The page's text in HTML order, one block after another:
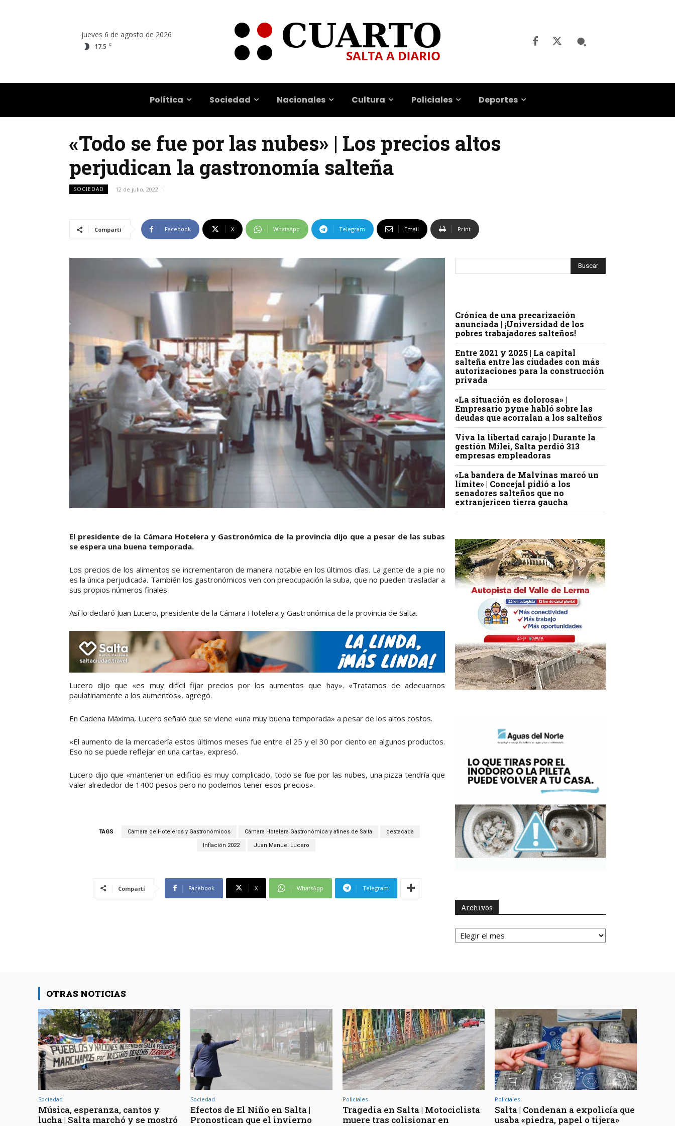
jueves 6 de agosto de 2026
17.5 C
Política Sociedad Nacionales Cultura Policiales Deportes
«Todo se fue por las nubes» | Los precios altos
perjudican la gastronomía salteña
SOCIEDAD 12 de julio, 2022
Compartí Facebook X WhatsApp Telegram Email Print
El presidente de la Cámara Hotelera y Gastronómica de la provincia dijo que a pesar de las subas
se espera una buena temporada.
Los precios de los alimentos se incrementaron de manera notable en los últimos días. La gente de a pie no
es la única perjudicada. También los gastronómicos ven con preocupación la suba, que no pueden trasladar a
sus propios números finales.
Así lo declaró Juan Lucero, presidente de la Cámara Hotelera y Gastronómica de la provincia de Salta.
Lucero dijo que «es muy difícil fijar precios por los aumentos que hay». «Tratamos de adecuarnos
paulatinamente a los aumentos», agregó.
En Cadena Máxima, Lucero señaló que se viene «una muy buena temporada» a pesar de los altos costos.
«El aumento de la mercadería estos últimos meses fue entre el 25 y el 30 por ciento en algunos productos.
Eso no se puede reflejar en una carta», expresó.
Lucero dijo que «mantener un edificio es muy complicado, todo se fue por las nubes, una pizza tendría que
valer alrededor de 1400 pesos pero no podemos tener esos precios».
TAGS Cámara de Hoteleros y Gastronómicos Cámara Hotelera Gastronómica y afines de Salta destacada
Inflación 2022 Juan Manuel Lucero
Compartí Facebook X WhatsApp Telegram
Crónica de una precarización
anunciada | ¡Universidad de los
pobres trabajadores salteños!
Entre 2021 y 2025 | La capital
salteña entre las ciudades con más
autorizaciones para la construcción
privada
«La situación es dolorosa» |
Empresario pyme habló sobre las
deudas que acorralan a los salteños
Viva la libertad carajo | Durante la
gestión Milei, Salta perdió 313
empresas empleadoras
«La bandera de Malvinas marcó un
límite» | Concejal pidió a los
senadores salteños que no
extranjericen tierra gaucha
Archivos
Archivos
OTRAS NOTICIAS
Sociedad
Música, esperanza, cantos y
lucha | Salta marchó y se mostró
Sociedad
Efectos de El Niño en Salta |
Pronostican que el invierno
Policiales
Tragedia en Salta | Motociclista
muere tras colisionar en
Policiales
Salta | Condenan a expolicía que
usaba «piedra, papel o tijera»